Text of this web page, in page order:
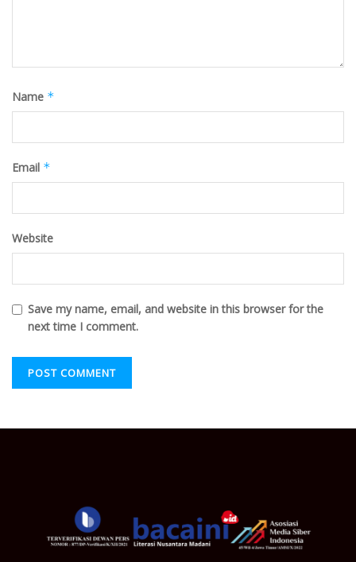
Name *
Email *
Website
Save my name, email, and website in this browser for the
next time I comment.